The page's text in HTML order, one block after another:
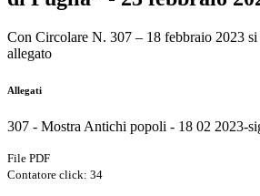
Con Circolare N. 307 – 18 febbraio 2023
allegato
Allegati
307 - Mostra Antichi popoli - 18 02 2023-
File PDF
Contatore click: 34